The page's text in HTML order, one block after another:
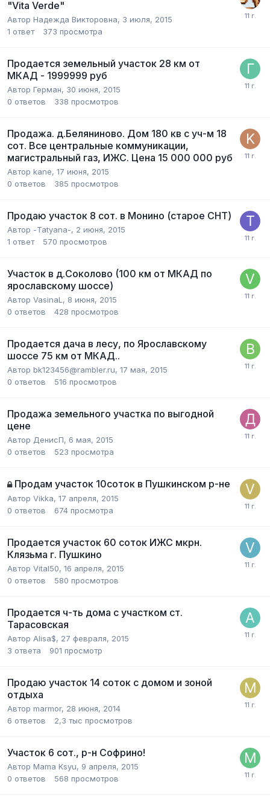
"Vita Verde"
Автор Надежда Викторовна, 3 июля, 2015
1 ответ 373 просмотра
Продается земельный участок 28 км от
МКАД - 1999999 руб
Автор Герман, 30 июня, 2015
0 ответов 338 просмотров
Продажа. д.Беляниново. Дом 180 кв с уч-м 18
сот. Все центральные коммуникации,
магистральный газ, ИЖС. Цена 15 000 000 руб
Автор kane, 17 июня, 2015
0 ответов 385 просмотров
Продаю участок 8 сот. в Монино (старое СНТ)
Автор -Tatyana-, 2 июня, 2015
1 ответ 570 просмотров
Участок в д.Соколово (100 км от МКАД по
ярославскому шоссе)
Автор VasinaL , 8 июня, 2015
0 ответов 428 просмотров
Продается дача в лесу, по Ярославскому
шоссе 75 км от МКАД..
Автор bk123456@rambler.ru, 17 мая, 2015
0 ответов 516 просмотров
Продажа земельного участка по выгодной
цене
Автор ДенисП, 6 мая, 2015
0 ответов 523 просмотра
Продам участок 10соток в Пушкинском р-не
Автор Vikka, 17 апреля, 2015
0 ответов 674 просмотра
Продается участок 60 соток ИЖС мкрн.
Клязьма г. Пушкино
Автор Vital50, 16 апреля, 2015
0 ответов 580 просмотров
Продается ч-ть дома с участком ст.
Тарасовская
Автор Alisa$, 27 февраля, 2015
3 ответа 901 просмотр
Продаю участок 14 соток с домом и зоной
отдыха
Автор marmor, 28 июня, 2014
6 ответов 2,3 тыс просмотров
Участок 6 сот., р-н Софрино!
Автор Mama Ksyu, 9 апреля, 2015
0 ответов 568 просмотров